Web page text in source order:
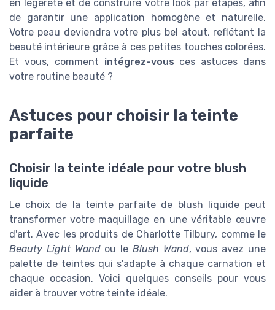
en légèreté et de construire votre look par étapes, afin
de garantir une application homogène et naturelle.
Votre peau deviendra votre plus bel atout, reflétant la
beauté intérieure grâce à ces petites touches colorées.
Et vous, comment intégrez-vous ces astuces dans
votre routine beauté ?
Astuces pour choisir la teinte
parfaite
Choisir la teinte idéale pour votre blush
liquide
Le choix de la teinte parfaite de blush liquide peut
transformer votre maquillage en une véritable œuvre
d'art. Avec les produits de Charlotte Tilbury, comme le
Beauty Light Wandou le Blush Wand, vous avez une
palette de teintes qui s'adapte à chaque carnation et
chaque occasion. Voici quelques conseils pour vous
aider à trouver votre teinte idéale.